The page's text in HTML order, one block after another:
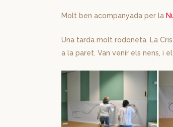
Molt ben acompanyada per la
Una tarda molt rodoneta. La
a la paret. Van venir els nens, i el